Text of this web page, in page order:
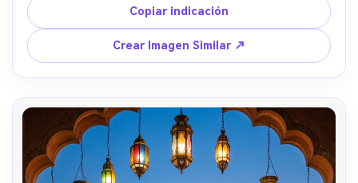
Copiar indicación
Crear Imagen Similar ↗